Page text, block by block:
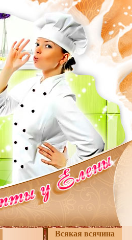
Всякая всячина